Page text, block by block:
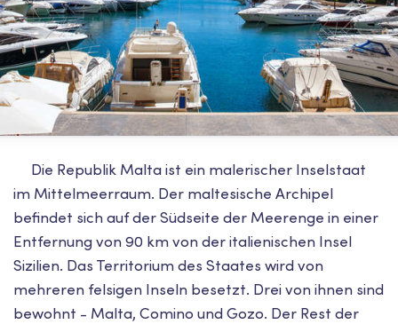
Die Republik Malta ist ein malerischer Inselstaat
im Mittelmeerraum. Der maltesische Archipel
befindet sich auf der Südseite der Meerenge in einer
Entfernung von 90 km von der italienischen Insel
Sizilien. Das Territorium des Staates wird von
mehreren felsigen Inseln besetzt. Drei von ihnen sind
bewohnt - Malta, Comino und Gozo. Der Rest der